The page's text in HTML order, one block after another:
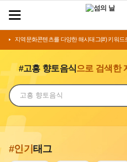
지역문화콘텐츠를 다양한 해시태그(#) 키워드
#고흥 향토음식으로 검색한
#인기태그